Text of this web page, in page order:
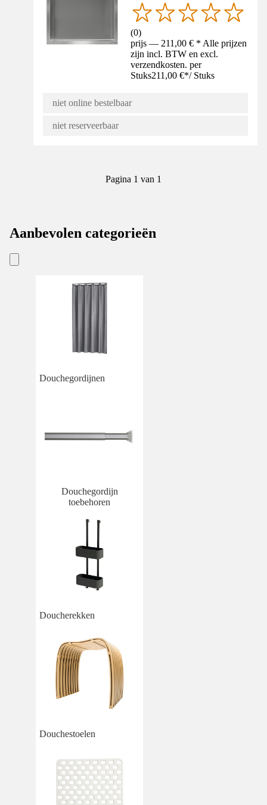
(0)
prijs — 211,00 € * Alle prijzen
zijn incl. BTW en excl.
verzendkosten. per
Stuks211,00 €*/ Stuks
niet online bestelbaar
niet reserveerbaar
Pagina 1 van 1
Aanbevolen categorieën
Douchegordijnen
Douchegordijn
toebehoren
Doucherekken
Douchestoelen